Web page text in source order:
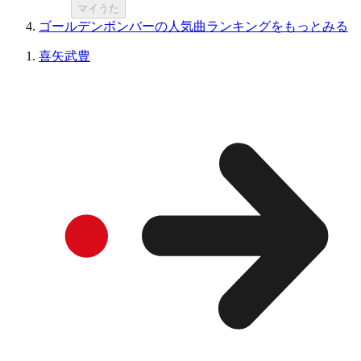
マイうた
ゴールデンボンバーの人気曲ランキングをもっとみる
喜矢武豊